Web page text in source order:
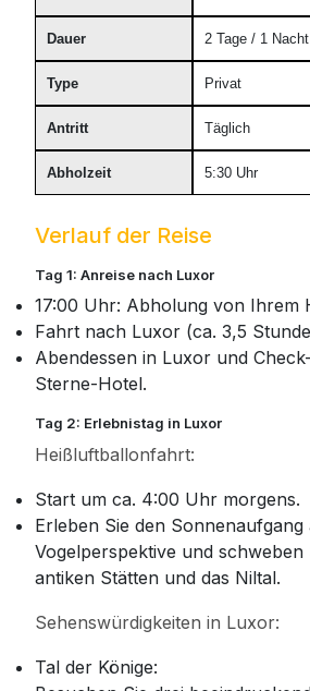
Dauer
Type
Antritt
Abholzeit
2 Tage / 1 Nacht
Privat
Täglich
5:30 Uhr
Verlauf der Reise
Tag 1: Anreise nach Luxor
17:00 Uhr: Abholung von Ihrem
Fahrt nach Luxor (ca. 3,5
Abendessen in Luxor und
Sterne-Hotel.
Tag 2: Erlebnistag in Luxor
Heißluftballonfahrt:
Start um ca. 4:00 Uhr morgens.
Erleben Sie den Sonnenaufgang
Vogelperspektive und schweben
antiken Stätten und das Niltal.
Sehenswürdigkeiten in Luxor:
Tal der Könige: